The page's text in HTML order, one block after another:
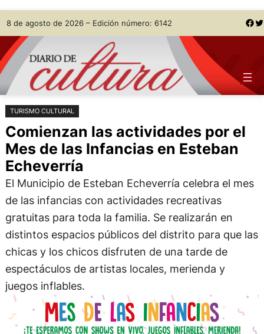
Saltar
al
contenido
Skip
to
content
8 de agosto de 2026 – Edición número: 6142 Facebook Twitter
TURISMO CULTURAL
Comienzan las actividades por el
Mes de las Infancias en Esteban
Echeverría
El Municipio de Esteban Echeverría celebra el mes
de las infancias con actividades recreativas
gratuitas para toda la familia. Se realizarán en
distintos espacios públicos del distrito para que las
chicas y los chicos disfruten de una tarde de
espectáculos de artistas locales, merienda y
juegos inflables.